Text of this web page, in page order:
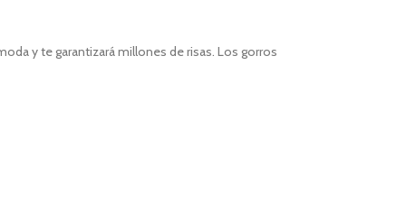
y te garantizará millones de risas. Los gorros